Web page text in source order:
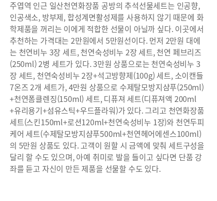
주엽역 인근 일산천연화장품 공방의 추석선물세트는 인공향,
인공색소, 방부제, 합성계면활성제를 사용하지 않기 때문에 화
학제품을 꺼리는 이에게 적합한 선물이 아닐까 싶다. 이곳에서
추천하는 가격대는 2만원에서 5만원선이다. 먼저 2만원 대에
는 천연비누 3장 세트, 천연숙성비누 2장 세트, 천연 페브리즈
(250ml) 2병 세트가 있다. 3만원 상품으로는 천연숙성비누 3
장 세트, 천연숙성비누 2장+석고방향제(100g) 세트, 소이캔들
7온즈 2개 세트가, 4만원 상품으로 수제탈모방지샴푸(250ml)
+천연폼클렌징(150ml) 세트, 디퓨져 세트(디퓨져액 200ml
+유리용기+섬유스틱+우드플라워)가 있다. 그리고 천연화장품
세트(스킨150ml+로션120ml+천연숙성비누 1장)와 천연두피
케어 세트(수제탈모방지샴푸500ml+천연헤어에센스100ml)
의 5만원 상품도 있다. 고객이 원할 시 금액에 맞춰 세트구성을
달리 할 수도 있으며, 아예 취미로 발을 들이고 싶다면 단품 강
좌를 듣고 자신이 만든 제품을 선물할 수도 있다.